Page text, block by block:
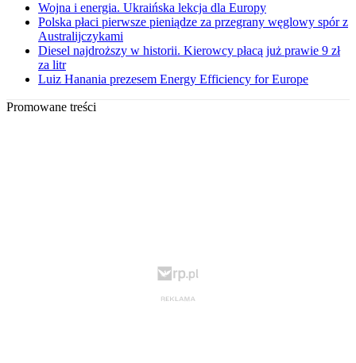
Wojna i energia. Ukraińska lekcja dla Europy
Polska płaci pierwsze pieniądze za przegrany węglowy spór z
Australijczykami
Diesel najdroższy w historii. Kierowcy płacą już prawie 9 zł
za litr
Luiz Hanania prezesem Energy Efficiency for Europe
Promowane treści